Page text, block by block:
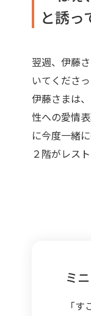
と誘っ
翌週、伊藤
いてくださ
伊藤さまは
性への愛情
に今度一緒
２階がレス
ミ
「